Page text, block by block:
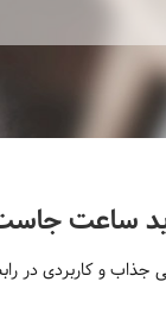
ساعت
جذاب و کاربردی در